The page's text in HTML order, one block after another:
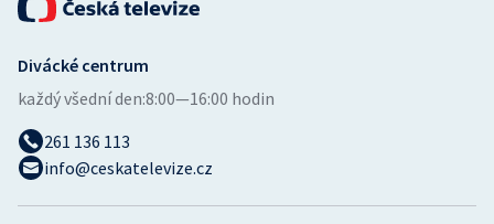
Divácké centrum
každý všední den:8:00—16:00 hodin
261 136 113
info@ceskatelevize.cz